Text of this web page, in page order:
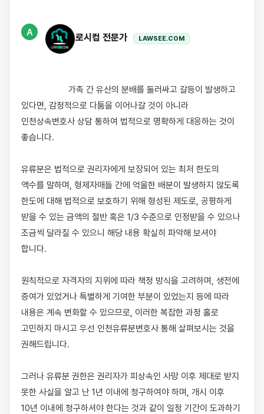
A
로시컴 전문가 LAWSEE.COM
있다면, 감정적으로 다툼을 이어나갈 것이 아니라
인천상속변호사 상담 통하여 법적으로 명확하게 대응하는 것이
좋습니다.
유류분은 법적으로 권리자에게 보장되어 있는 최저 한도의
액수를 말하며, 형제자매들 간에 억울한 배분이 발생하지 않도록
한도에 대해 법적으로 보호하기 위해 형성된 제도로, 공평하게
받을 수 있는 금액의 절반 혹은 1/3 수준으로 인정받을 수 있으나
조금씩 달라질 수 있으니 해당 내용 확실히 파악해 보셔야
합니다.
원칙적으로 자격자의 지위에 따라 책정 방식을 고려하며, 생전에
증여가 있었거나 특별하게 기여한 부분이 있었는지 등에 따라
내용은 계속 변화할 수 있으므로, 이러한 복잡한 과정 홀로
고민하지 마시고 우선 인천유류분변호사 통해 살펴보시는 것을
권해드립니다.
그러나 유류분 권한은 권리자가 피상속인 사망 이후 제대로 받지
못한 사실을 알고 난 1년 이내에 청구하여야 하며, 개시 이후
10년 이내에 청구하셔야 한다는 것과 같이 일정 기간이 도과하기